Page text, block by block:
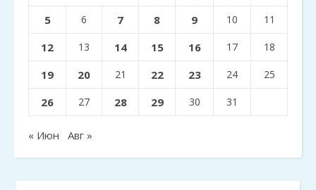
5 6 7 8 9 10 11
12 13 14 15 16 17 18
19 20 21 22 23 24 25
26 27 28 29 30 31
« Июн Авг »